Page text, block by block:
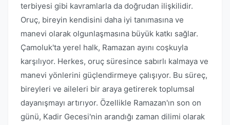
terbiyesi gibi kavramlarla da doğrudan ilişkilidir.
Oruç, bireyin kendisini daha iyi tanımasına ve
manevi olarak olgunlaşmasına büyük katkı sağlar.
Çamoluk'ta yerel halk, Ramazan ayını coşkuyla
karşılıyor. Herkes, oruç süresince sabırlı kalmaya ve
manevi yönlerini güçlendirmeye çalışıyor. Bu süreç,
bireyleri ve aileleri bir araya getirerek toplumsal
dayanışmayı artırıyor. Özellikle Ramazan'ın son on
günü, Kadir Gecesi'nin arandığı zaman dilimi olarak